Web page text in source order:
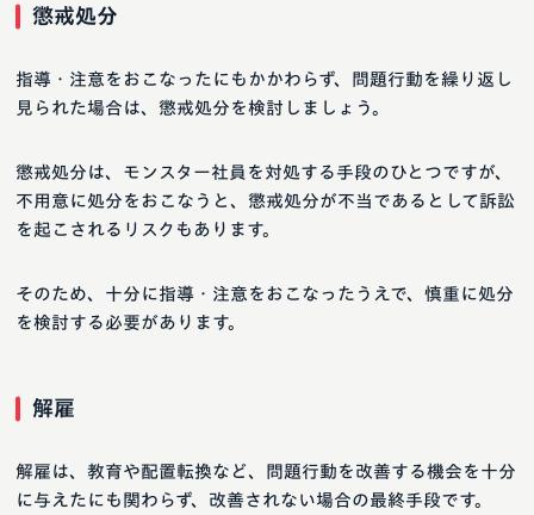
懲戒処分
指導・注意をおこなったにもかかわらず、問題行動を繰り返し
見られた場合は、懲戒処分を検討しましょう。
懲戒処分は、モンスター社員を対処する手段のひとつですが、
不用意に処分をおこなうと、懲戒処分が不当であるとして訴訟
を起こされるリスクもあります。
そのため、十分に指導・注意をおこなったうえで、慎重に処分
を検討する必要があります。
解雇
解雇は、教育や配置転換など、問題行動を改善する機会を十分
に与えたにも関わらず、改善されない場合の最終手段です。